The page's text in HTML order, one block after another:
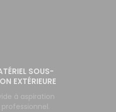
SOUS-
EXTÉRIEURE
à aspiration